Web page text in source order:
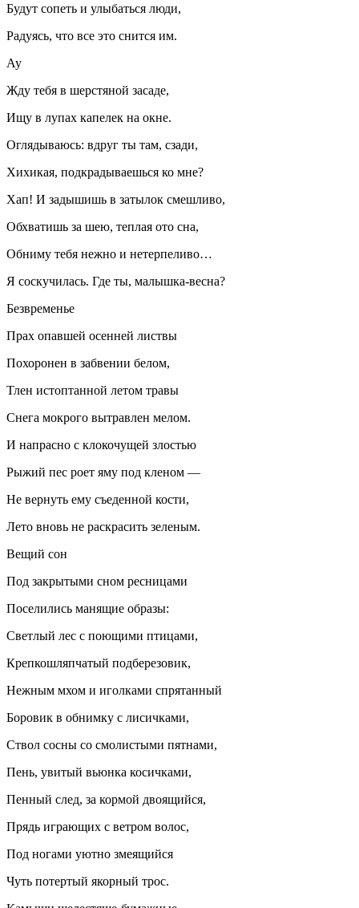
Будут сопеть и улыбаться люди,
Радуясь, что все это снится им.
Ау
Жду тебя в шерстяной засаде,
Ищу в лупах капелек на окне.
Оглядываюсь: вдруг ты там, сзади,
Хихикая, подкрадываешься ко мне?
Хап! И задышишь в затылок смешливо,
Обхватишь за шею, теплая ото сна,
Обниму тебя нежно и нетерпеливо…
Я соскучилась. Где ты, малышка-весна?
Безвременье
Прах опавшей осенней листвы
Похоронен в забвении белом,
Тлен истоптанной летом травы
Снега мокрого вытравлен мелом.
И напрасно с клокочущей злостью
Рыжий пес роет яму под кленом —
Не вернуть ему съеденной кости,
Лето вновь не раскрасить зеленым.
Вещий сон
Под закрытыми сном ресницами
Поселились манящие образы:
Светлый лес с поющими птицами,
Крепкошляпчатый подберезовик,
Нежным мхом и иголками спрятанный
Боровик в обнимку с лисичками,
Ствол сосны со смолистыми пятнами,
Пень, увитый вьюнка косичками,
Пенный след, за кормой двоящийся,
Прядь играющих с ветром волос,
Под ногами уютно змеящийся
Чуть потертый якорный трос.